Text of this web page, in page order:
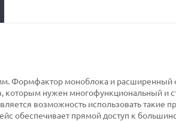
Формфактор моноблока и
нужен многофункциональный и
возможность использовать такие
обеспечивает прямой доступ к